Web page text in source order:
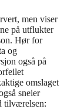
men viser
på utflukter
Hør for
og
også på
omslaget
sneier
tilværelsen: